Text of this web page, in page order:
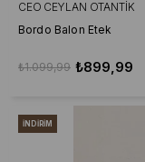
CEO CEYLAN OTANTIK
Bordo Balon Etek
₺899,99
₺1.099,99
İNDIRIM